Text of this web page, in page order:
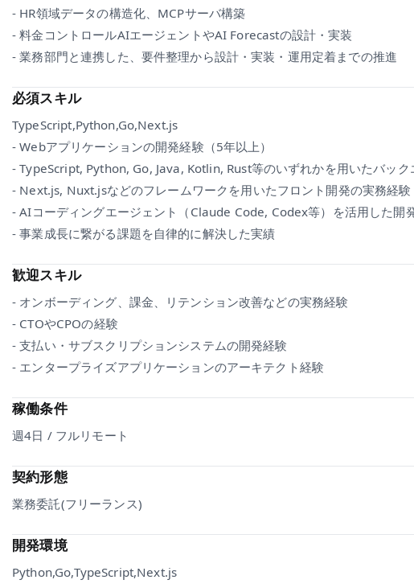
- HR領域データの構造化、MCPサーバ構築
- 料金コントロールAIエージェントやAI Forecastの設計・実装
- 業務部門と連携した、要件整理から設計・実装・運用定着までの推進
必須スキル
TypeScript,Python,Go,Next.js
- Webアプリケーションの開発経験（5年以上）
- TypeScript, Python, Go, Java, Kotlin, Rust等のいずれかを用いたバック
- Next.js, Nuxt.jsなどのフレームワークを用いたフロント開発の実務経験
- AIコーディングエージェント（Claude Code, Codex等）を活用した開
- 事業成長に繋がる課題を自律的に解決した実績
歓迎スキル
- オンボーディング、課金、リテンション改善などの実務経験
- CTOやCPOの経験
- 支払い・サブスクリプションシステムの開発経験
- エンタープライズアプリケーションのアーキテクト経験
稼働条件
週4日 / フルリモート
契約形態
業務委託(フリーランス)
開発環境
Python,Go,TypeScript,Next.js